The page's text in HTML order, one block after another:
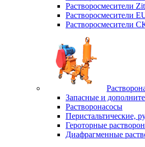
Растворосмесители
Растворосмесители
Растворосмесители
Запасные и
Растворонасосы
Перистальтические,
Героторные
Диафрагменные